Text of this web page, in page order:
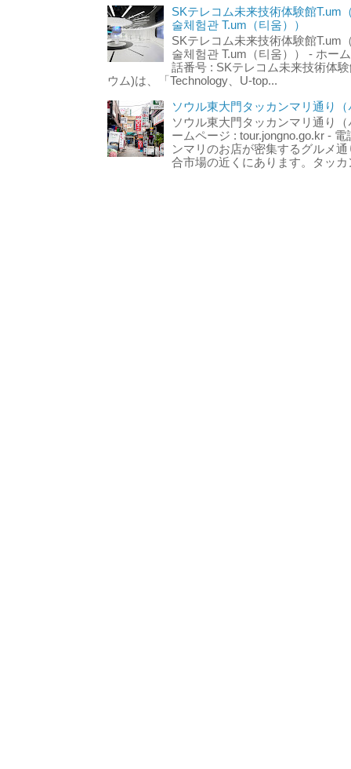
SKテレコム未来技術体験館T.um
술체험관 T.um（티움））
SKテレコム未来技術体験館T.um
술체험관 T.um（티움）） - ホー
話番号 : SKテレコム未来技術体
ウム)は、「Technology、U-top...
ソウル東大門タッカンマリ通り
ソウル東大門タッカンマリ通り
ームページ : tour.jongno.go.kr -
ンマリのお店が密集するグルメ
合市場の近くにあります。タッ